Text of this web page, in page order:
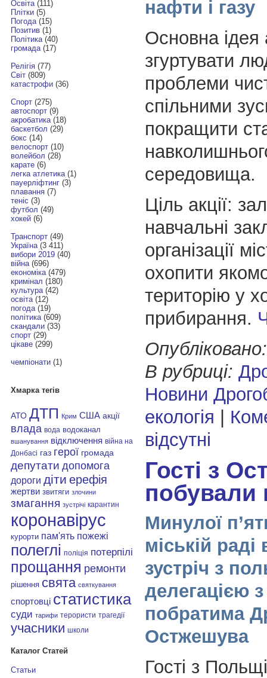
Освіта(111)
Плітки(5)
Погода(15)
Позитив(1)
Політика(40)
громада(17)
Релігія(77)
Світ(809)
катастрофи(36)
Спорт(275)
автоспорт(9)
акробатика(18)
баскетбол (29)
бокс (14)
велоспорт(10)
волейбол (28)
карате(6)
легка атлетика(1)
пауерліфтинг(3)
плавання(7)
теніс (3)
футбол (49)
хокей(6)
Транспорт(49)
Україна(3 411)
вибори 2019(40)
війна(696)
економіка(479)
кримінал (180)
культура(42)
освіта(12)
погода(19)
політика(609)
скандали(33)
спорт(29)
цікаве(299)
чемпіонати(1)
Хмарка тегів
АТО ДТП Крим США акції
влада вода водоканал
вшанування відключення війна на
Донбасі газ герої громада
депутати допомога
дороги діти ерефія
жертви звитяги злочини
змагання зустрічі карантин
коронавірус
курорти пам'ять пожежі
полеглі поліція потерпілі
прощання ремонти
рішення свята святкування
спортовці статистика
суди тарифи терористи трагедії
учасники школи
Каталог Статей
Статьи
нафти і газу
Основна ідея
згуртувати
проблеми
спільними
покращити
середовища.
Ціль акції:
навчальні
організації
охопити
територію у
прибирання.
Опубліковано:
В рубриці:
Новини
екологія |
відсутні
Гості з
побували
Минулої
міській раді
зустріч з
делегацією з
побратима
Остжешува
Гості з